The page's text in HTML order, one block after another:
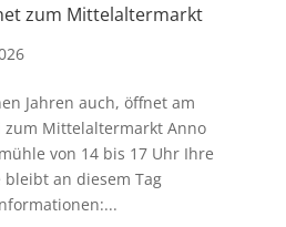
zum Mittelaltermarkt
Jahren auch, öffnet am
zum Mittelaltermarkt Anno
von 14 bis 17 Uhr Ihre
an diesem Tag